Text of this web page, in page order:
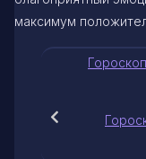
максимум